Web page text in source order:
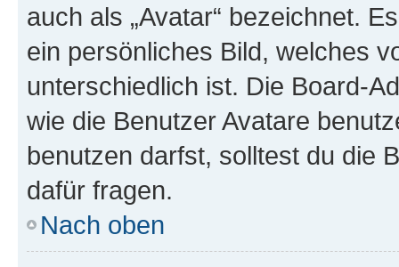
auch als „Avatar“ bezeichnet.
ein persönliches Bild, welches
unterschiedlich ist. Die Board-
wie die Benutzer Avatare
benutzen darfst, solltest du die
dafür fragen.
Nach oben